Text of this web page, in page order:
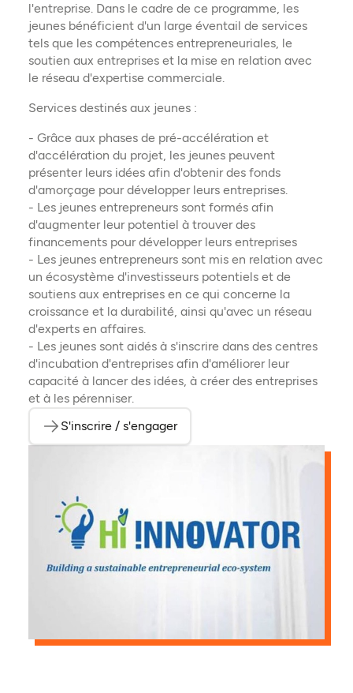
l'entreprise. Dans le cadre de ce programme, les
jeunes bénéficient d'un large éventail de services
tels que les compétences entrepreneuriales, le
soutien aux entreprises et la mise en relation avec
le réseau d'expertise commerciale.
Services destinés aux jeunes :
- Grâce aux phases de pré-accélération et
d'accélération du projet, les jeunes peuvent
présenter leurs idées afin d'obtenir des fonds
d'amorçage pour développer leurs entreprises.
- Les jeunes entrepreneurs sont formés afin
d'augmenter leur potentiel à trouver des
financements pour développer leurs entreprises
- Les jeunes entrepreneurs sont mis en relation avec
un écosystème d'investisseurs potentiels et de
soutiens aux entreprises en ce qui concerne la
croissance et la durabilité, ainsi qu'avec un réseau
d'experts en affaires.
- Les jeunes sont aidés à s'inscrire dans des centres
d'incubation d'entreprises afin d'améliorer leur
capacité à lancer des idées, à créer des entreprises
et à les pérenniser.
S'inscrire / s'engager